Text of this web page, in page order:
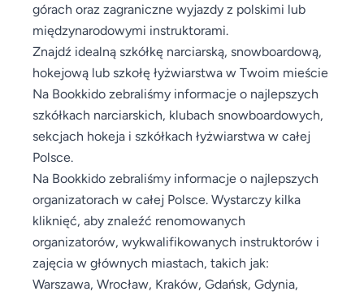
górach oraz zagraniczne wyjazdy z polskimi lub
międzynarodowymi instruktorami.
Znajdź idealną szkółkę narciarską, snowboardową,
hokejową lub szkołę łyżwiarstwa w Twoim mieście
Na Bookkido zebraliśmy informacje o najlepszych
szkółkach narciarskich, klubach snowboardowych,
sekcjach hokeja i szkółkach łyżwiarstwa w całej
Polsce.
Na Bookkido zebraliśmy informacje o najlepszych
organizatorach w całej Polsce. Wystarczy kilka
kliknięć, aby znaleźć renomowanych
organizatorów, wykwalifikowanych instruktorów i
zajęcia w głównych miastach, takich jak:
Warszawa, Wrocław, Kraków, Gdańsk, Gdynia,